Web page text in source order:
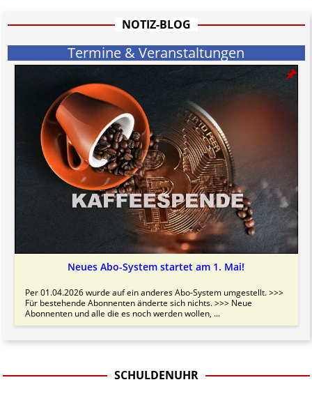
informativen Charakter.
NOTIZ-BLOG
Termine & Veranstaltungen
Neues Abo-System startet am 1. Mai!
Per 01.04.2026 wurde auf ein anderes Abo-System umgestellt. >>>
Für bestehende Abonnenten änderte sich nichts. >>> Neue
Abonnenten und alle die es noch werden wollen, ...
SCHULDENUHR